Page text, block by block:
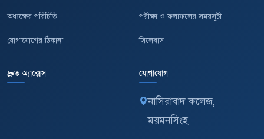
অধ্যক্ষের পরিচিতি
যোগাযোগের ঠিকানা
পরীক্ষা ও ফলাফলের সময়সূচী
সিলেবাস
দ্রুত অ্যাক্সেস যোগাযোগ
নাসিরাবাদ কলেজ,
ময়মনসিংহ